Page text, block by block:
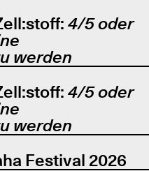
4/5 oder
werden
4/5 oder
werden
Festival 2026